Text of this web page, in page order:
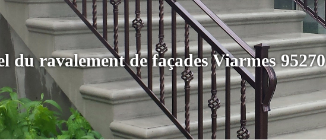
du ravalement de façades Viarmes 95270